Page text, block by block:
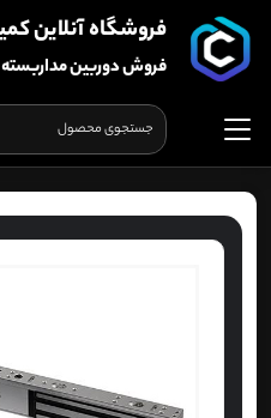
فروشگاه آنلاین
فروش دوربین مداربسته